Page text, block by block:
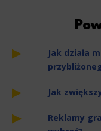
Jak działa
Jak
Reklamy